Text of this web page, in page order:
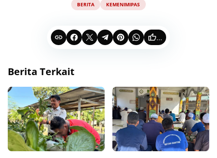
BERITA KEMENIMIPAS
...
Berita Terkait